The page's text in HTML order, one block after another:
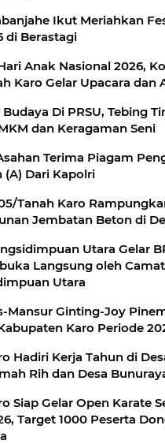
Ikut Meriahkan
di Berastagi
Anak Nasional 2026,
Karo Gelar Upacara dan
Di PRSU, Tebing
dan Keragaman Seni
Terima Piagam
(A) Dari Kapolri
Tanah Karo
Jembatan Beton di
Utara Gelar
Langsung oleh Camat
Utara
Mansur Ginting-Joy
Karo Periode
Hadiri Kerja Tahun di
Rih dan Desa
Siap Gelar Open Karate
Target 1000 Peserta